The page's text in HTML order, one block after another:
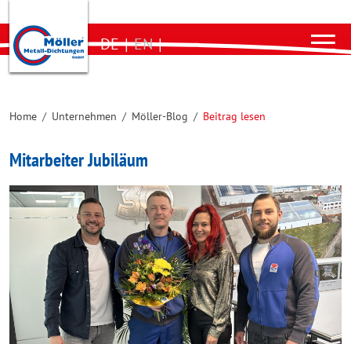
DE | EN |
Home / Unternehmen / Möller-Blog / Beitrag lesen
Mitarbeiter Jubiläum